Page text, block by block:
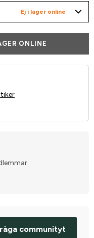
Ej i lager online
ONLINE
communityt